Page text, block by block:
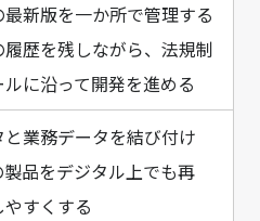
新版を一か所で管理する
歴を残しながら、法規制
に沿って開発を進める
業務データを結び付け
品をデジタル上でも再
すくする